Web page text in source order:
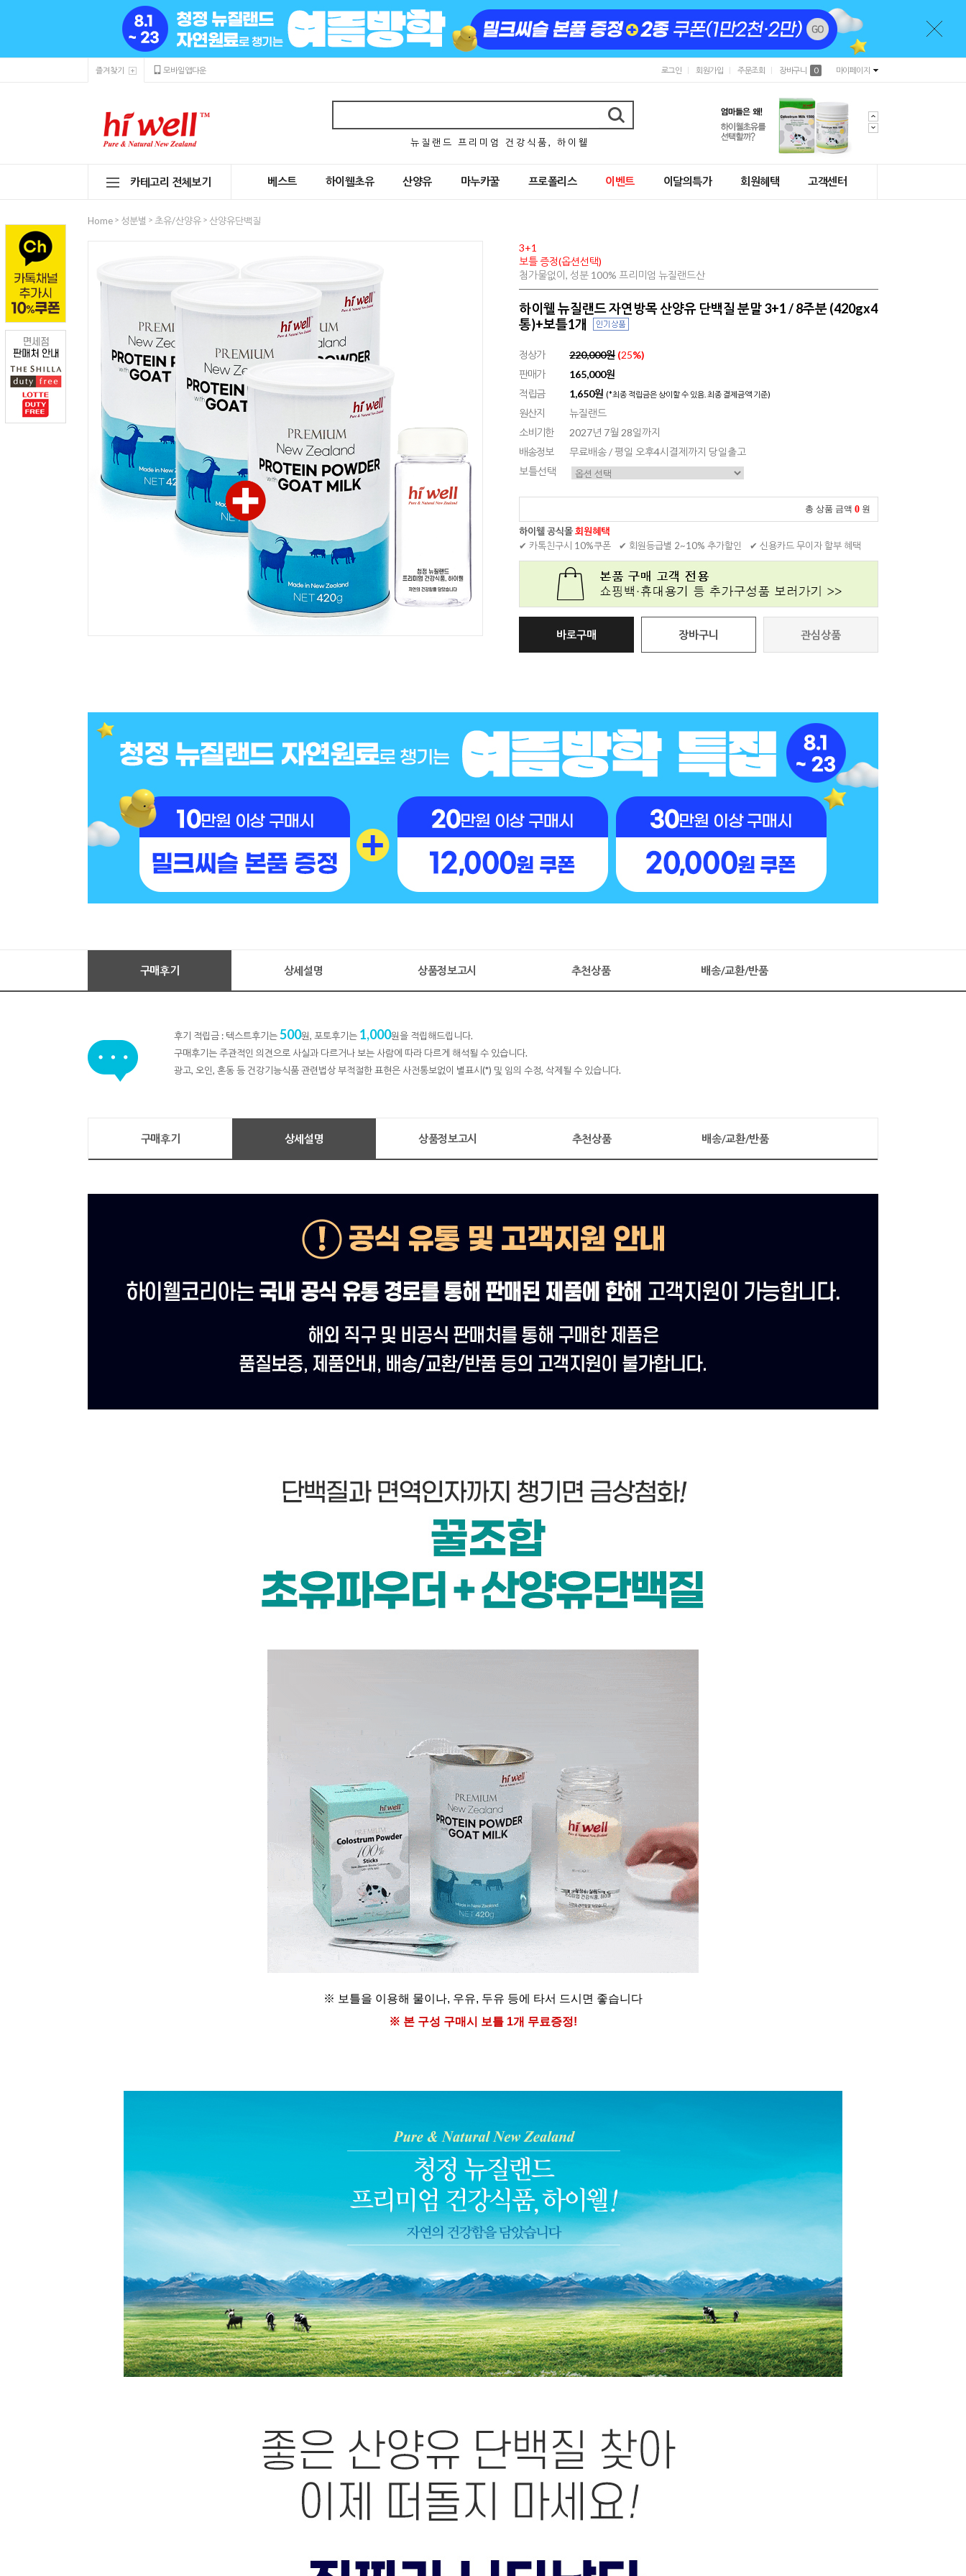
즐겨찾기 모바일앱다운 로그인 회원가입 주문조회 장바구니 0 마이페이지
뉴 질 랜 드 프 리 미 엄 건 강 식 품 , 하 이 웰
카테고리 전체보기 베스트 하이웰초유 산양유 마누카꿀 프로폴리스 이벤트 이달의특가 회원혜택 고객센터
Home > 성분별 > 초유/산양유 > 산양유단백질
3+1
보틀 증정(옵션선택)
첨가물없이, 성분 100% 프리미엄 뉴질랜드산
하이웰 뉴질랜드 자연방목 산양유 단백질 분말 3+1 / 8주분 (420gx4
통)+보틀1개
정상가 220,000원 (25%)
판매가
165,000원
적립금
1,650원 (*최종 적립금은 상이할 수 있음. 최종 결제금액 기준)
원산지
뉴질랜드
소비기한
2027년 7월 28일까지
배송정보
무료배송 / 평일 오후4시결제까지 당일출고
보틀선택
총 상품 금액 0 원
하이웰 공식몰회원혜택
✔ 카톡친구시 10%쿠폰
✔ 회원등급별 2~10% 추가할인 ✔ 신용카드 무이자 할부 혜택
바로구매 장바구니 관심상품
구매후기 상세설명 상품정보고시 추천상품 배송/교환/반품
후기 적립금 : 텍스트후기는500원, 포토후기는 1,000원을 적립해드립니다.
구매후기는 주관적인 의견으로 사실과 다르거나 보는 사람에 따라 다르게 해석될 수 있습니다.
광고, 오인, 혼동 등 건강기능식품 관련법상 부적절한 표현은 사전통보없이 별표시(*) 및 임의 수정, 삭제될 수 있습니다.
구매후기 상세설명 상품정보고시 추천상품 배송/교환/반품
※ 보틀을 이용해 물이나, 우유, 두유 등에 타서 드시면 좋습니다
※ 본 구성 구매시 보틀 1개 무료증정!